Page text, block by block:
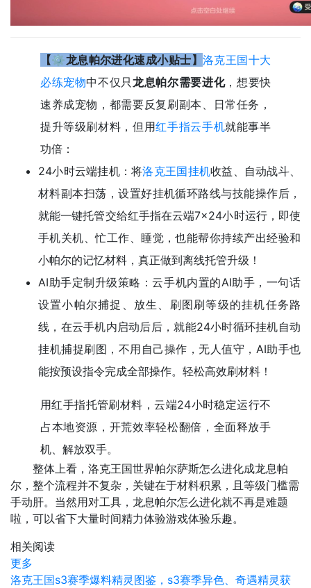
【⚙️龙息帕尔进化速成小贴士】 洛克王国十大
必练宠物中不仅只龙息帕尔需要进化，想要快
速养成宠物，都需要反复刷副本、日常任务，
提升等级刷材料，但用红手指云手机就能事半
功倍：
24小时云端挂机：将洛克王国挂机收益、自动战斗、
材料副本扫荡，设置好挂机循环路线与技能操作后，
就能一键托管交给红手指在云端7×24小时运行，即使
手机关机、忙工作、睡觉，也能帮你持续产出经验和
小帕尔的记忆材料，真正做到离线托管升级！
AI助手定制升级策略：云手机内置的AI助手，一句话
设置小帕尔捕捉、放生、刷图刷等级的挂机任务路
线，在云手机内启动后后，就能24小时循环挂机自动
挂机捕捉刷图，不用自己操作，无人值守，AI助手也
能按预设指令完成全部操作。轻松高效刷材料！
用红手指托管刷材料，云端24小时稳定运行不
占本地资源，开荒效率轻松翻倍，全面释放手
机、解放双手。
整体上看，洛克王国世界帕尔萨斯怎么进化成龙息帕
尔，整个流程并不复杂，关键在于材料积累，且等级门槛需
手动肝。当然用对工具，龙息帕尔怎么进化就不再是难题
啦，可以省下大量时间精力体验游戏体验乐趣。
相关阅读
更多
洛克王国s3赛季爆料精灵图鉴，s3赛季异色、奇遇精灵获